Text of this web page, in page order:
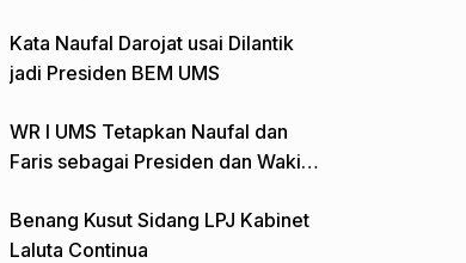
Kata Naufal Darojat usai Dilantik
jadi Presiden BEM UMS
WR I UMS Tetapkan Naufal dan
Faris sebagai Presiden dan Wakil
Benang Kusut Sidang LPJ Kabinet
Laluta Continua